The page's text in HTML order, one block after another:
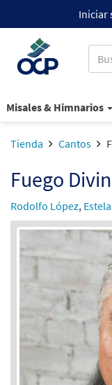
Iniciar
Misales & Himnarios
Tienda Cantos
Fuego
Rodolfo López,